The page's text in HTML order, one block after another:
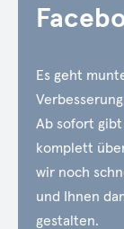
Es geht
Ab sofort gibt
komplett
wir noch
und Ihnen
gestalten.